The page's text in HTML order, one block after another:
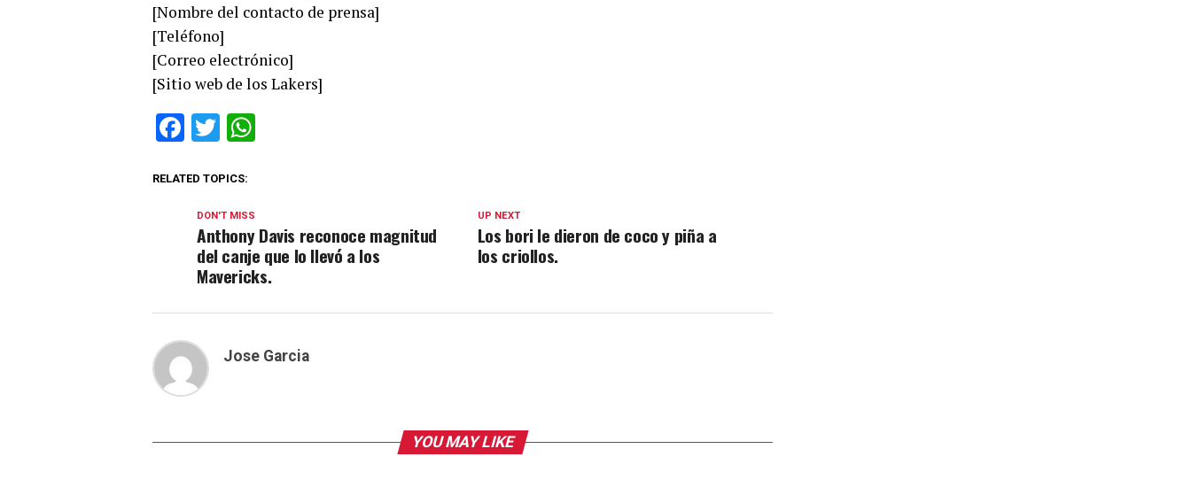
[Nombre del contacto de prensa]
[Teléfono]
[Correo electrónico]
[Sitio web de los Lakers]
Facebook
Twitter
RELATED TOPICS:
UP NEXT
Los bori le dieron de coco y piña a
los criollos.
DON'T MISS
Anthony Davis reconoce magnitud
del canje que lo llevó a los
Mavericks.
Jose Garcia
YOU MAY LIKE